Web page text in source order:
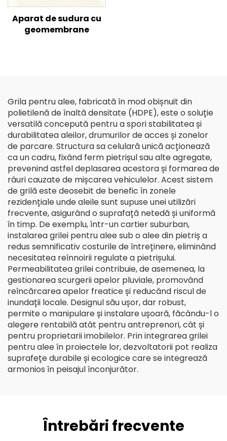
Aparat de sudura cu
geomembrane
Grila pentru alee, fabricată în mod obișnuit din
polietilenă de înaltă densitate (HDPE), este o soluție
versatilă concepută pentru a spori stabilitatea și
durabilitatea aleilor, drumurilor de acces și zonelor
de parcare. Structura sa celulară unică acționează
ca un cadru, fixând ferm pietrișul sau alte agregate,
prevenind astfel deplasarea acestora și formarea de
râuri cauzate de mișcarea vehiculelor. Acest sistem
de grilă este deosebit de benefic în zonele
rezidențiale unde aleile sunt supuse unei utilizări
frecvente, asigurând o suprafață netedă și uniformă
în timp. De exemplu, într-un cartier suburban,
instalarea grilei pentru alee sub o alee din pietriș a
redus semnificativ costurile de întreținere, eliminând
necesitatea reînnoirii regulate a pietrișului.
Permeabilitatea grilei contribuie, de asemenea, la
gestionarea scurgerii apelor pluviale, promovând
reîncărcarea apelor freatice și reducând riscul de
inundații locale. Designul său ușor, dar robust,
permite o manipulare și instalare ușoară, făcându-l o
alegere rentabilă atât pentru antreprenori, cât și
pentru proprietarii imobilelor. Prin integrarea grilei
pentru alee în proiectele lor, dezvoltatorii pot realiza
suprafețe durabile și ecologice care se integrează
armonios în peisajul înconjurător.
Întrebări frecvente